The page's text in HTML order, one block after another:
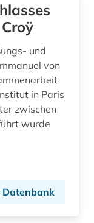
und
von
in Paris
zwischen
wurde
Datenbank